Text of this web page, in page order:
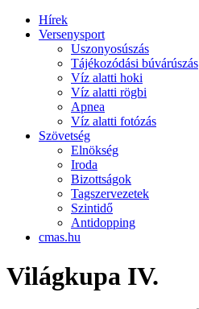
Hírek
Versenysport
Uszonyosúszás
Tájékozódási búvárúszás
Víz alatti hoki
Víz alatti rögbi
Apnea
Víz alatti fotózás
Szövetség
Elnökség
Iroda
Bizottságok
Tagszervezetek
Szintidő
Antidopping
cmas.hu
Világkupa IV.